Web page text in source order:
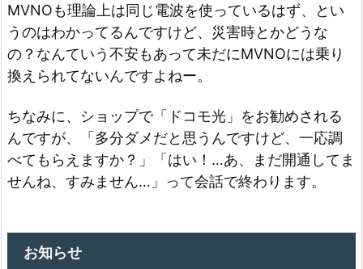
MVNOも理論上は同じ電波を使っているはず、とい
うのはわかってるんですけど、災害時とかどうな
の？なんていう不安もあって未だにMVNOには乗り
換えられてないんですよねー。
ちなみに、ショップで「ドコモ光」をお勧めされる
んですが、「多分ダメだと思うんですけど、一応調
べてもらえますか？」「はい！…あ、まだ開通してま
せんね、すみません…」って会話で終わります。
お知らせ